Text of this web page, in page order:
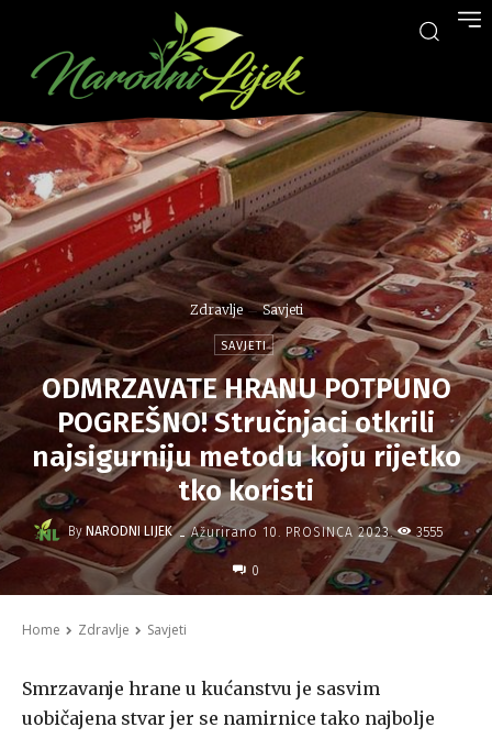
Zdravlje Savjeti
SAVJETI
ODMRZAVATE HRANU POTPUNO
POGREŠNO! Stručnjaci otkrili
najsigurniju metodu koju rijetko
tko koristi
By NARODNI LIJEK - Ažurirano 10. PROSINCA 2023. 3555
0
Home Zdravlje Savjeti
Smrzavanje hrane u kućanstvu je sasvim
uobičajena stvar jer se namirnice tako najbolje